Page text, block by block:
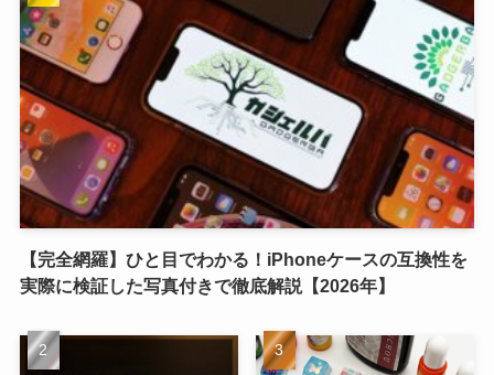
【完全網羅】ひと目でわかる！iPhoneケースの互換性を
実際に検証した写真付きで徹底解説【2026年】